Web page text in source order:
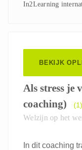
In2Learning
BEKIJK
Als stress je
coaching)
(1)
Welzijn op het
In dit coaching